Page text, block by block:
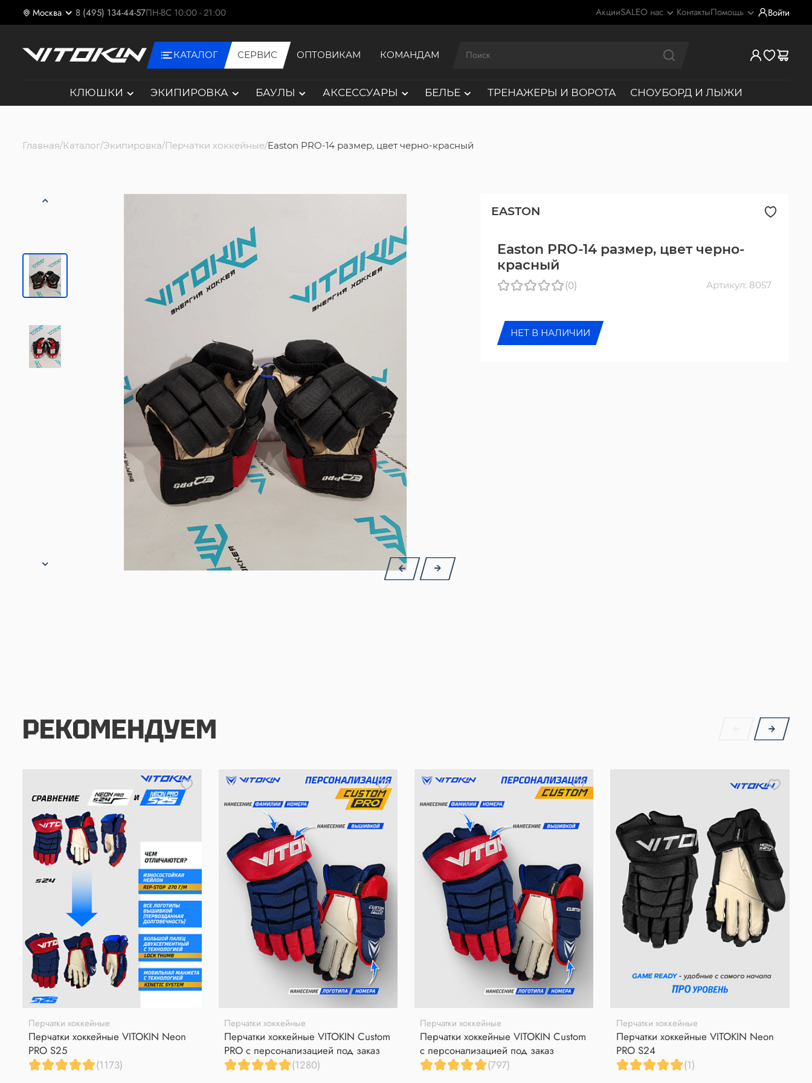
Москва 8 (495) 134-44-57ПН-ВС 10:00 - 21:00 АкцииSALEО нас КонтактыПомощь Войти
КАТАЛОГ СЕРВИС ОПТОВИКАМ КОМАНДАМ
КЛЮШКИ ЭКИПИРОВКА БАУЛЫ АКСЕССУАРЫ БЕЛЬЕ ТРЕНАЖЕРЫ И ВОРОТА СНОУБОРД И ЛЫЖИ
Главная Каталог Экипировка Перчатки хоккейные Easton PRO-14 размер, цвет черно-красный
EASTON
Easton PRO-14 размер, цвет черно-
красный
(0) Артикул: 8057
НЕТ В НАЛИЧИИ
РЕКОМЕНДУЕМ
Перчатки хоккейные
Перчатки хоккейные VITOKIN Neon
PRO S25
(1173)
Перчатки хоккейные
Перчатки хоккейные VITOKIN Custom
PRO с персонализацией под заказ
(1280)
Перчатки хоккейные
Перчатки хоккейные VITOKIN Custom
с персонализацией под заказ
(797)
Перчатки хоккейные
Перчатки хоккейные VITOKIN Neon
PRO S24
(1)